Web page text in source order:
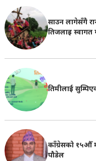
साउन लागेसँगै
तिजलाइ स्वागत
तिमीलाई
काँग्रेसको १५औँ
पौडेल